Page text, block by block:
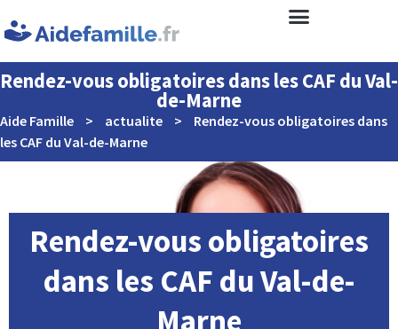
Rendez-vous obligatoires dans les CAF du Val-
de-Marne
Aide Famille > actualite >
Rendez-vous obligatoires dans
les CAF du Val-de-Marne
Rendez-vous obligatoires
dans les CAF du Val-de-
Marne